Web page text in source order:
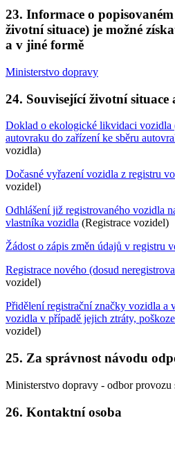
23. Informace o
životní situace) je možné
a v jiné formě
Ministerstvo dopravy
24. Související životní
Doklad o ekologické likvidaci vozidla
autovraku do zařízení ke sběru
vozidla)
Dočasné vyřazení vozidla z registru
vozidel)
Odhlášení již registrovaného vozidla
vlastníka vozidla (Registrace vozidel)
Žádost o zápis změn údajů v registru
Registrace nového (dosud
vozidel)
Přidělení registrační značky vozidla a
vozidla v případě jejich ztráty,
vozidel)
25. Za správnost návodu
Ministerstvo dopravy - odbor
26. Kontaktní osoba